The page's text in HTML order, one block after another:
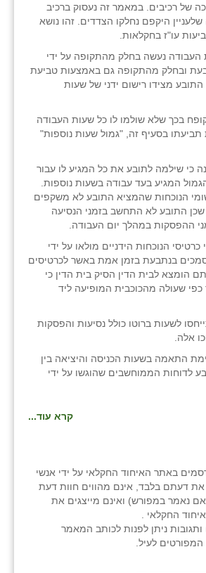
של רכיבים. במאמר זה נעסוק ברכיב
היקפם נחלקו הצדדים. זהו נושא
עו"ז בחקלאות.
העבודה נעשה בחלק מהתקופה על ידי
ובחלק מהתקופה גם באמצעות טביעת
מצידו רישום ידני של שעות
בכך שלא שולמו לו כל שעות העבודה
בסעיף זה, "גמול שעות נוספות"
כי שילמה לתובע את כל המגיע לו עבור
המגיע בעד עבודה בשעות נוספות.
הנוכחות שהמציא התובע לא משקפים
התובע לא התחשב בזמני הנסיעה
ההפסקות במהלך יום העבודה.
הנוכחות הידניים מולאו על ידי
בנתבעת בזמן אמת באשר לכרטיסים
הומצא לבית הדין הסיק בית הדין כי
שעולה מהכוכבית המופיעה ליד
לשעות ברוטו כולל נסיעות והפסקות
אלה.
התאמה בשעות הכניסה והיציאה בין
לדוחות הממוחשבים שהוגשו על ידי
קרא עוד...
באתר האיחוד החקלאי על ידי אנשי
את דעתם בלבד, אינם מהווים חוות דעת
נאמר במפורש) ואינם מייצגים את
החקלאי .
ניתן לפנות לכותב המאמר
לעיל.